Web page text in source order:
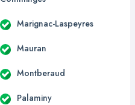
Marignac-Laspeyres
Mauran
Montberaud
Palaminy